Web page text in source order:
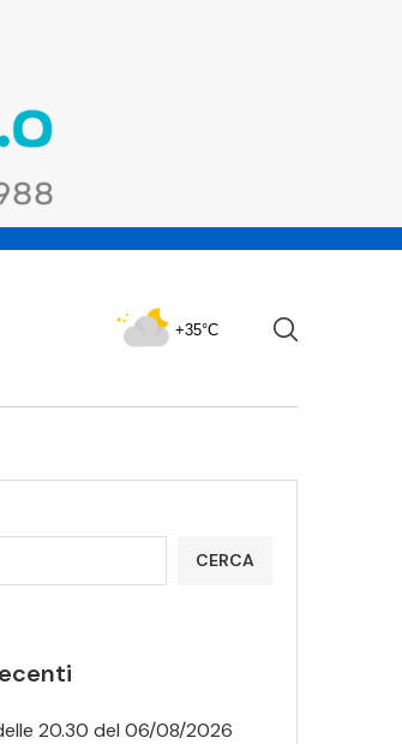
+35°C
CERCA
20.30 del 06/08/2026